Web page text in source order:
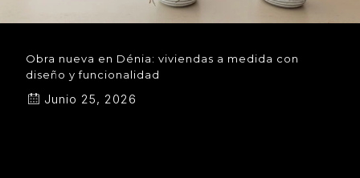
Obra nueva en Dénia: viviendas a medida con
diseño y funcionalidad
Junio 25, 2026